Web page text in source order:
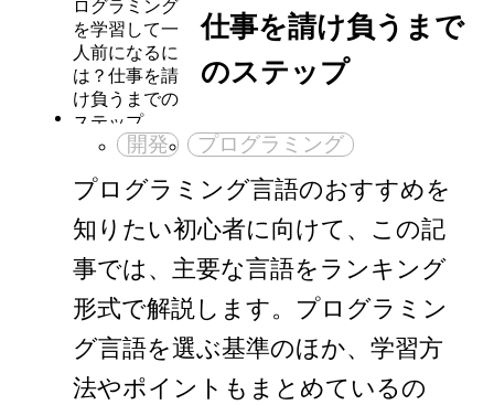
仕事を請け負うまで
のステップ
開発 プログラミング
プログラミング言語のおすすめを
知りたい初心者に向けて、この記
事では、主要な言語をランキング
形式で解説します。プログラミン
グ言語を選ぶ基準のほか、学習方
法やポイントもまとめているの